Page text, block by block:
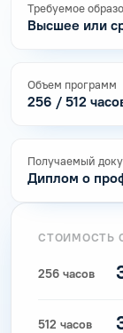
Требуемое
Высшее или
Объем программ
256 / 512
Получаемый
Диплом о
СТОИМОСТЬ
256 часов
512 часов